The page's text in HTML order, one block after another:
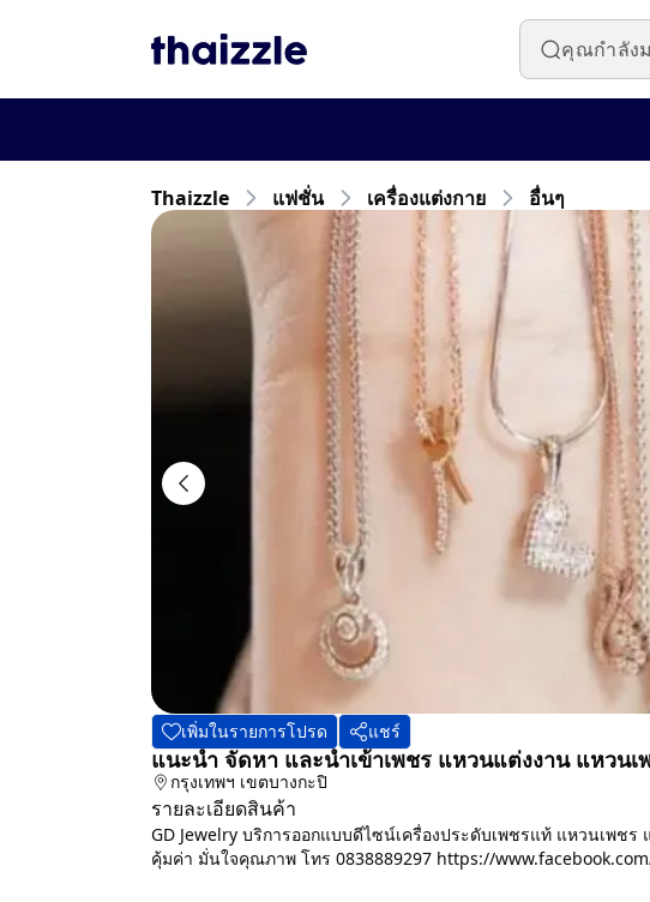
Thaizzle แฟชั่น เครื่องแต่งกาย อื่นๆ
เพิ่มในรายการโปรด แชร์
แนะนํา จัดหา และนําเข้าเพชร แหวนแต่งงาน แหวน
กรุงเทพฯ เขตบางกะปิ
รายละเอียดสินค้า
GD Jewelry บริการออกแบบดีไซน์เครื่องประดับเพชรแท้ แหวนเพช
คุ้มค่า มั่นใจคุณภาพ โทร 0838889297 https://